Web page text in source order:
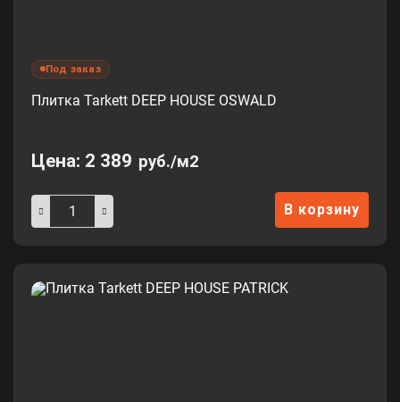
Под заказ
Плитка Tarkett DEEP HOUSE OSWALD
Цена: 2 389 руб./м2
В корзину